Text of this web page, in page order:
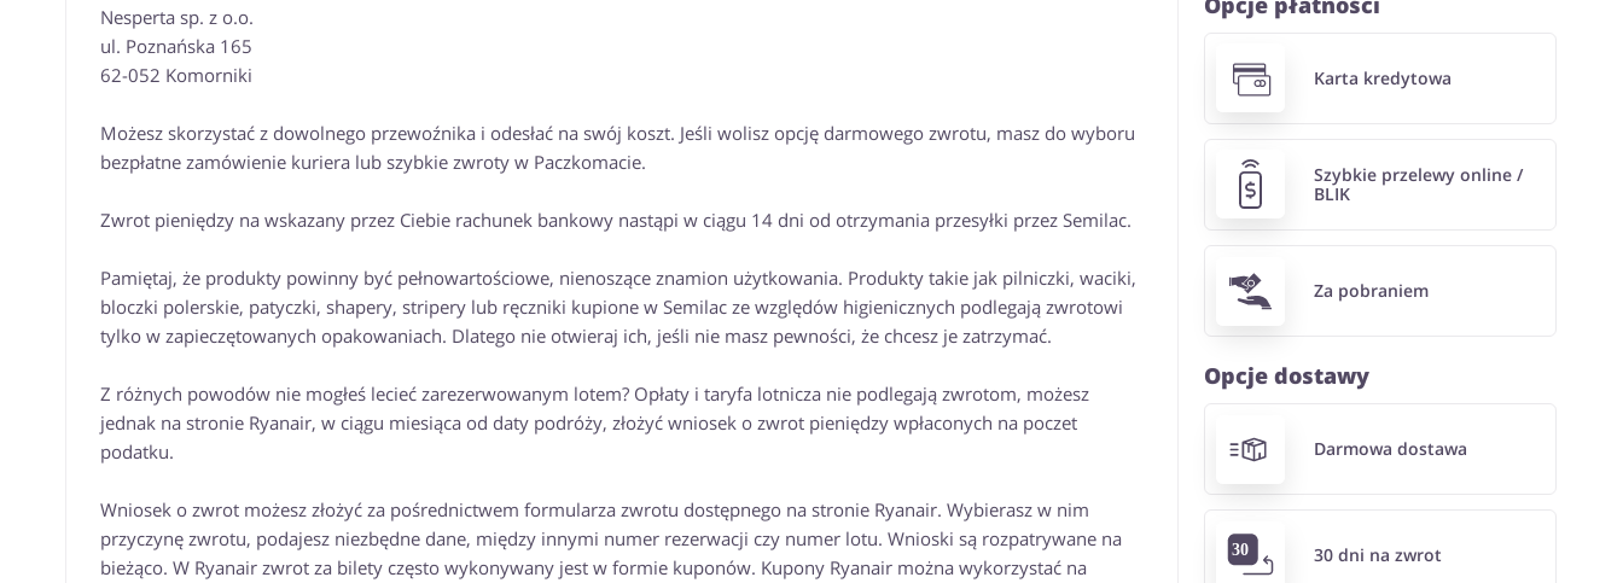
Nesperta sp. z o.o.
ul. Poznańska 165
62-052 Komorniki
Możesz skorzystać z dowolnego przewoźnika i odesłać na swój koszt. Jeśli wolisz opcję darmowego zwrotu, masz do wyboru
bezpłatne zamówienie kuriera lub szybkie zwroty w Paczkomacie.
Zwrot pieniędzy na wskazany przez Ciebie rachunek bankowy nastąpi w ciągu 14 dni od otrzymania przesyłki przez Semilac.
Pamiętaj, że produkty powinny być pełnowartościowe, nienoszące znamion użytkowania. Produkty takie jak pilniczki, waciki,
bloczki polerskie, patyczki, shapery, stripery lub ręczniki kupione w Semilac ze względów higienicznych podlegają zwrotowi
tylko w zapieczętowanych opakowaniach. Dlatego nie otwieraj ich, jeśli nie masz pewności, że chcesz je zatrzymać.
Z różnych powodów nie mogłeś lecieć zarezerwowanym lotem? Opłaty i taryfa lotnicza nie podlegają zwrotom, możesz
jednak na stronie Ryanair, w ciągu miesiąca od daty podróży, złożyć wniosek o zwrot pieniędzy wpłaconych na poczet
podatku.
Wniosek o zwrot możesz złożyć za pośrednictwem formularza zwrotu dostępnego na stronie Ryanair. Wybierasz w nim
przyczynę zwrotu, podajesz niezbędne dane, między innymi numer rezerwacji czy numer lotu. Wnioski są rozpatrywane na
bieżąco. W Ryanair zwrot za bilety często wykonywany jest w formie kuponów. Kupony Ryanair można wykorzystać na
Karta kredytowa
Szybkie przelewy online /
BLIK
Za pobraniem
Opcje dostawy
Darmowa dostawa
30 dni na zwrot